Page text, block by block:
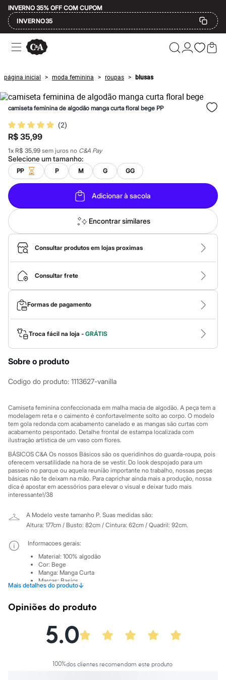
INVERNO 35% OFF COM CUPOM
INVERNO35
Ofertas
Compre por Departamento
Masculino
Infantil
Calçados
Mindse7
Plus Size
Até 20% off
Até 40% off
Até 60% off
A partir de 60% off
Feminino
Em alta
Inverno
Alfaiataria
Novidades
Roupas
Blusas e Camisetas
Básicos
Calças
Casacos e Jaquetas
Jeans
Macacões
Saias
Shorts e Bermudas
Vestidos
Acessórios
Bolsas
Bonés e Chapéus
Bijoux
Cintos
Óculos
Relógios
Calçados
Botas
Rasteirinhas
Tênis
Marcas
City
Clock House
Mindset
Sawary
Yessica
Moda esportiva
Acessórios
Blusas
Leggings
Shorts e Bermudas
Moda íntima
Calcinhas
Cintas e Modeladores
Pijamas
Sutiãs e Tops
Biquínis
Maiôs
Personagens
Blusas e Camisetas
Casacos e Jaquetas
página inicial > moda feminina > roupas > blusas
camiseta feminina de algodão manga curta floral bege PP
(2)
R$ 35,99
1x R$ 35,99 sem juros no C&A Pay
Selecione umtamanho:
PP P M G GG
Adicionar à sacola
Encontrar similares
Consultar produtos em lojas proximas
Consultar frete
Formas de pagamento
Troca fácil na loja - GRÁTIS
Sobre o produto
Codigo do produto: 1113627-vanilla
Camiseta feminina confeccionada em malha macia de algodão. A peça tem a
modelagem reta e o caimento é confortavelmente solto ao corpo. O modelo
tem gola redonda com acabamento canelado e as mangas são curtas com
acabamento pespontado. Detalhe frontal de estampa localizada com
ilustração artística de um vaso com flores.
BÁSICOS C&A Os nossos Básicos são os queridinhos do guarda-roupa, pois
oferecem versatilidade na hora de se vestir. Do look despojado para um
passeio no parque ou aquela reunião importante no trabalho, nossas peças
básicas não te deixam na mão. Para caprichar ainda mais a produção, nossa
dica é apostar em acessórios para elevar o visual e deixar tudo mais
interessante!/38
A Modelo veste tamanho P. Suas medidas são:
Altura: 177cm / Busto: 82cm / Cintura: 62cm / Quadril: 92cm.
Mais detalhes do produto↓
Informacoes gerais:
Material: 100% algodão
Cor: Bege
Manga: Manga Curta
Marcas: Basics
Tipo: Camiseta
Temperatura até 40º.
Não alvejar.
Não secar em secadora.
Passar em temperatura mínima.
Não lavar a seco.
Opiniões do produto
5.0
100%dos clientes recomendam este produto